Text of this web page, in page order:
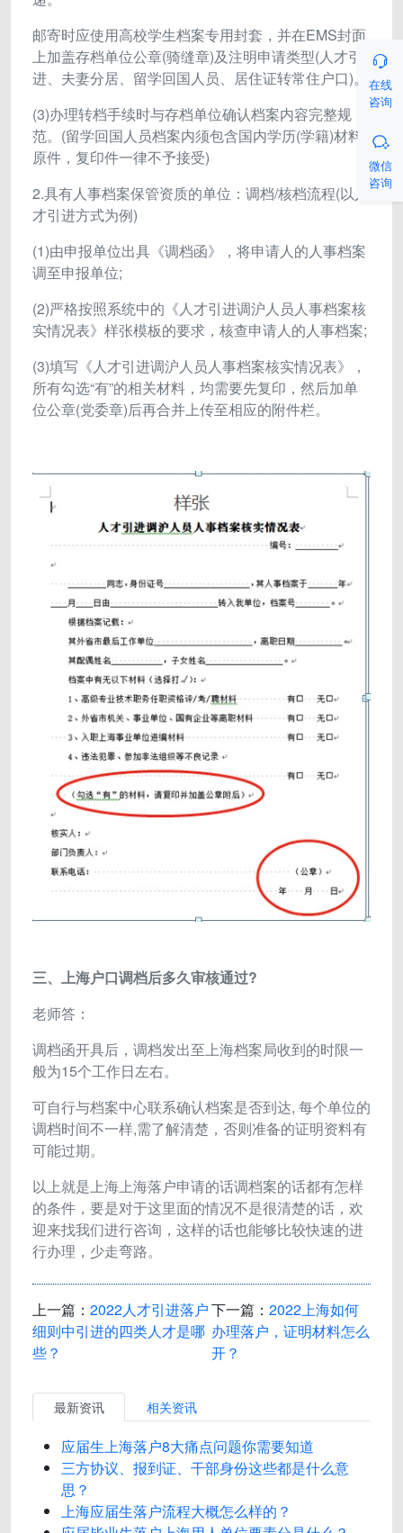
邮寄时应使用高校学生档案专用封套，并在EMS封面
上加盖存档单位公章(骑缝章)及注明申请类型(人才引
进、夫妻分居、留学回国人员、居住证转常住户口)。
(3)办理转档手续时与存档单位确认档案内容完整规
范。(留学回国人员档案内须包含国内学历(学籍)材料
原件，复印件一律不予接受)
2.具有人事档案保管资质的单位：调档/核档流程(以人
才引进方式为例)
(1)由申报单位出具《调档函》，将申请人的人事档案
调至申报单位;
(2)严格按照系统中的《人才引进调沪人员人事档案核
实情况表》样张模板的要求，核查申请人的人事档案;
(3)填写《人才引进调沪人员人事档案核实情况表》，
所有勾选“有”的相关材料，均需要先复印，然后加单
位公章(党委章)后再合并上传至相应的附件栏。
三、上海户口调档后多久审核通过?
老师答：
调档函开具后，调档发出至上海档案局收到的时限一
般为15个工作日左右。
可自行与档案中心联系确认档案是否到达, 每个单位的
调档时间不一样,需了解清楚，否则准备的证明资料有
可能过期。
以上就是上海上海落户申请的话调档案的话都有怎样
的条件，要是对于这里面的情况不是很清楚的话，欢
迎来找我们进行咨询，这样的话也能够比较快速的进
行办理，少走弯路。
上一篇： 2022人才引进落户
细则中引进的四类人才是哪
些？
下一篇：2022上海如何
办理落户，证明材料怎么
开？
最新资讯 相关资讯
应届生上海落户8大痛点问题你需要知道
三方协议、报到证、干部身份这些都是什么意
思？
上海应届生落户流程大概怎么样的？

在线
咨询

微信
咨询